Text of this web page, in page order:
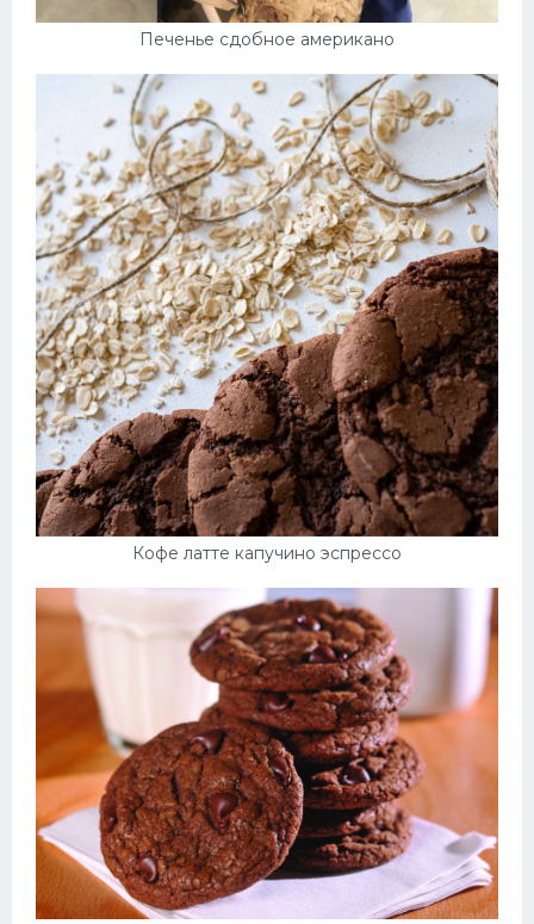
Печенье сдобное американо
Кофе латте капучино эспрессо